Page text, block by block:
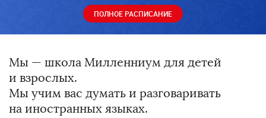
ПОЛНОЕ РАСПИСАНИЕ
Мы — школа Милленниум для детей
и взрослых.
Мы учим вас думать и разговаривать
на иностранных языках.